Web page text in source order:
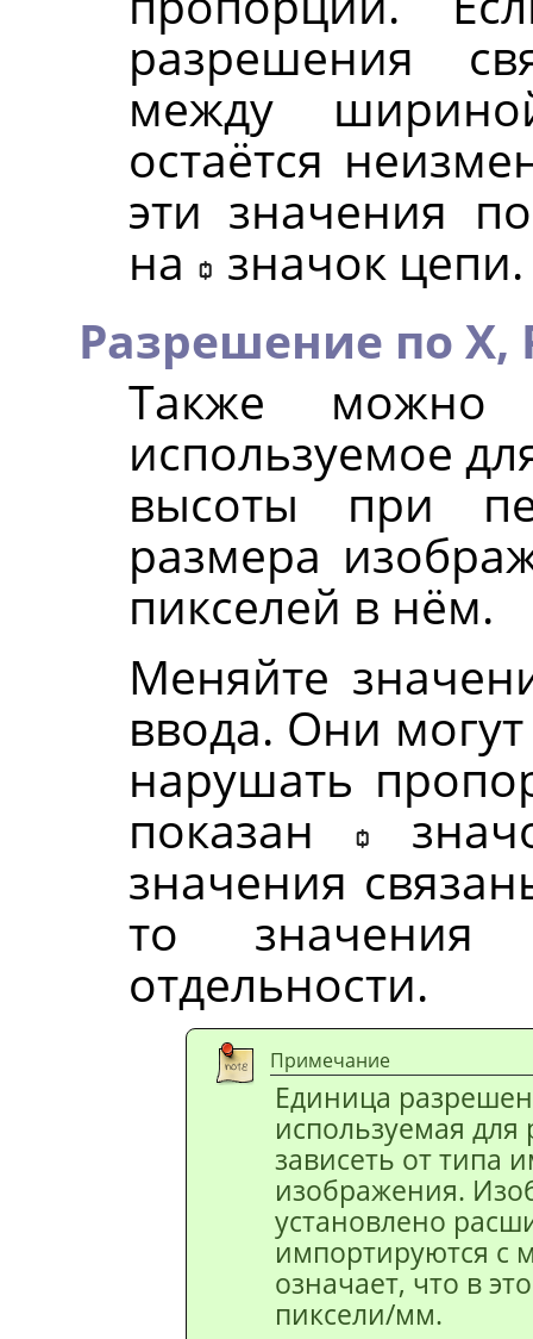
разрешения
между
остаётся
эти значения
на
значок цепи.
Разрешение по X,
Также можно
используемое
высоты при
размера
пикселей в нём.
Меняйте
ввода. Они
нарушать
показан
значения
то
отдельности.
Примечание
Единица
используемая
зависеть от типа
изображения.
установлено
импортируются с
означает, что в
пиксели/мм.